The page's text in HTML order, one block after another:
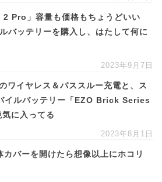
Pro」容量も価格もちょうどいい
バッテリーを購入し、はたして何に
2023年9月7日
ワイヤレス＆パススルー充電と、ス
イルバッテリー「EZO Brick Series
に入ってる
2023年8月1日
カバーを開けたら想像以上にホコリ